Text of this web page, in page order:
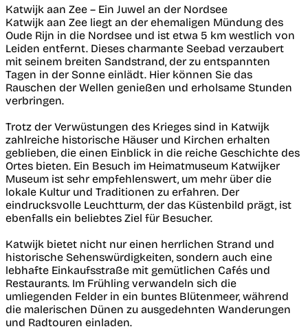
Katwijk aan Zee – Ein Juwel an der Nordsee
Katwijk aan Zee liegt an der ehemaligen Mündung des
Oude Rijn in die Nordsee und ist etwa 5 km westlich von
Leiden entfernt. Dieses charmante Seebad verzaubert
mit seinem breiten Sandstrand, der zu entspannten
Tagen in der Sonne einlädt. Hier können Sie das
Rauschen der Wellen genießen und erholsame Stunden
verbringen.
Trotz der Verwüstungen des Krieges sind in Katwijk
zahlreiche historische Häuser und Kirchen erhalten
geblieben, die einen Einblick in die reiche Geschichte des
Ortes bieten. Ein Besuch im Heimatmuseum Katwijker
Museum ist sehr empfehlenswert, um mehr über die
lokale Kultur und Traditionen zu erfahren. Der
eindrucksvolle Leuchtturm, der das Küstenbild prägt, ist
ebenfalls ein beliebtes Ziel für Besucher.
Katwijk bietet nicht nur einen herrlichen Strand und
historische Sehenswürdigkeiten, sondern auch eine
lebhafte Einkaufsstraße mit gemütlichen Cafés und
Restaurants. Im Frühling verwandeln sich die
umliegenden Felder in ein buntes Blütenmeer, während
die malerischen Dünen zu ausgedehnten Wanderungen
und Radtouren einladen.